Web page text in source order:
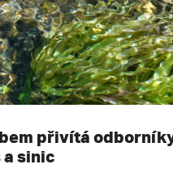
přivítá
a sinic